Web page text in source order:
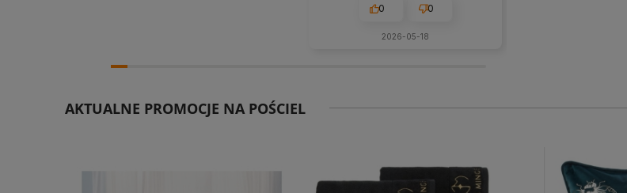
0 0
2026-05-18
AKTUALNE PROMOCJE NA POŚCIEL